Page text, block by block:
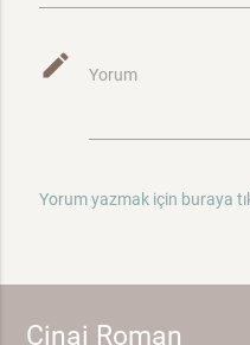
mode_edit Yorum
Yorum yazmak için buraya
Cinai Roman